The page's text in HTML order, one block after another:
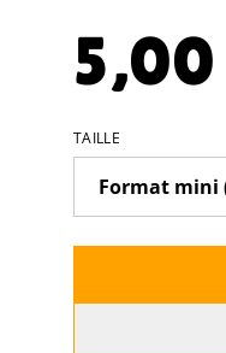
5,00
TAILLE